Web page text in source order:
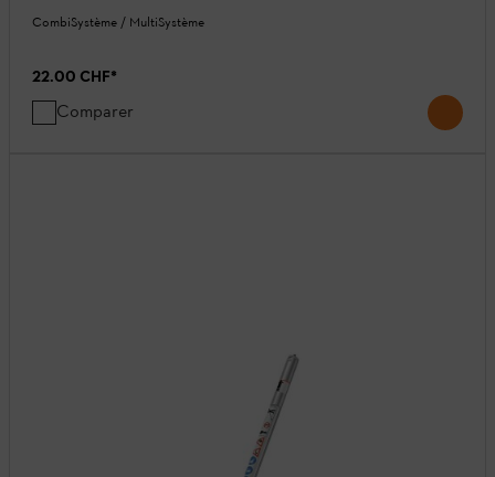
CombiSystème / MultiSystème
22.00 CHF*
Comparer